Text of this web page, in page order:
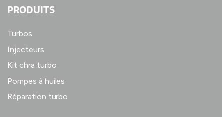
PRODUITS
Turbos
Injecteurs
Kit chra turbo
Pompes à huiles
Réparation turbo